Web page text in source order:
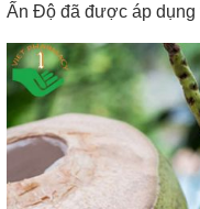
Ấn Độ đã được áp dụng